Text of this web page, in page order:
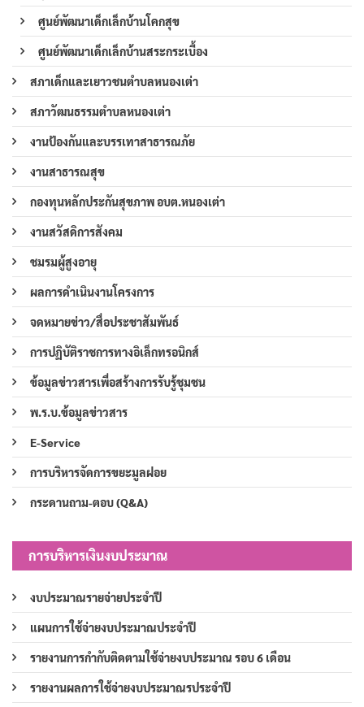
ศูนย์พัฒนาเด็กเล็กบ้านโคกสุข
ศูนย์พัฒนาเด็กเล็กบ้านสระกระเบื้อง
สภาเด็กและเยาวชนตำบลหนองเต่า
สภาวัฒนธรรมตำบลหนองเต่า
งานป้องกันและบรรเทาสาธารณภัย
งานสาธารณสุข
กองทุนหลักประกันสุขภาพ อบต.หนองเต่า
งานสวัสดิการสังคม
ชมรมผู้สูงอายุ
ผลการดำเนินงานโครงการ
จดหมายข่าว/สื่อประชาสัมพันธ์
การปฏิบัติราชการทางอิเล็กทรอนิกส์
ข้อมูลข่าวสารเพื่อสร้างการรับรู้ชุมชน
พ.ร.บ.ข้อมูลข่าวสาร
E-Service
การบริหารจัดการขยะมูลฝอย
กระดานถาม-ตอบ (Q&A)
การบริหารเงินงบประมาณ
งบประมาณรายจ่ายประจำปี
แผนการใช้จ่ายงบประมาณประจำปี
รายงานการกำกับติดตามใช้จ่ายงบประมาณ รอบ 6 เดือน
รายงานผลการใช้จ่ายงบประมาณรประจำปี